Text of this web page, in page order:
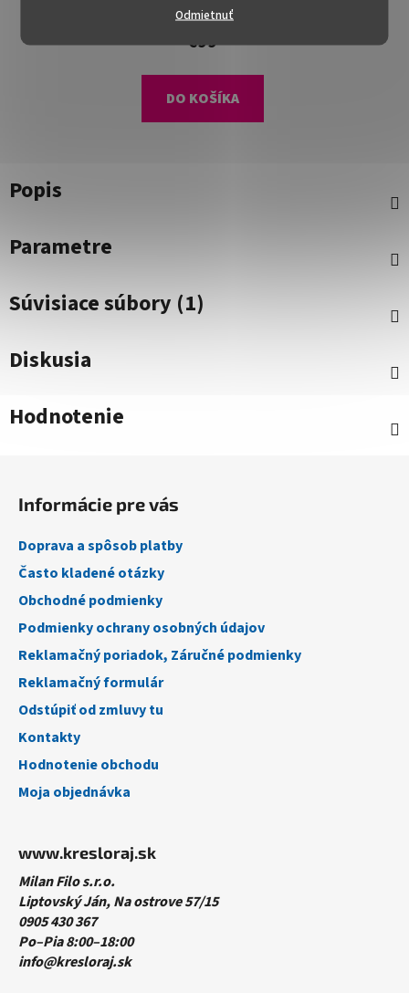
Odmietnuť
€99
DO KOŠÍKA
Popis
Parametre
Súvisiace súbory (1)
Diskusia
Hodnotenie
Informácie pre vás
Doprava a spôsob platby
Často kladené otázky
Obchodné podmienky
Podmienky ochrany osobných údajov
Reklamačný poriadok, Záručné podmienky
Reklamačný formulár
Odstúpiť od zmluvy tu
Kontakty
Hodnotenie obchodu
Moja objednávka
www.kresloraj.sk
Milan Filo s.r.o.
Liptovský Ján, Na ostrove 57/15
0905 430 367
Po–Pia 8:00–18:00
info@kresloraj.sk